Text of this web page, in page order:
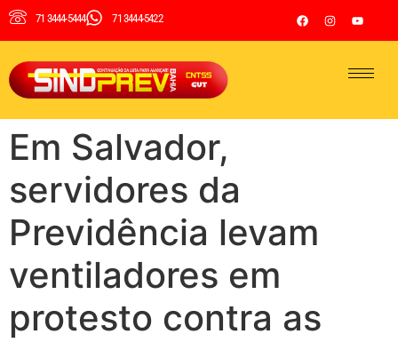
71 3444-5444 71 3444-5422
Em Salvador,
servidores da
Previdência levam
ventiladores em
protesto contra as